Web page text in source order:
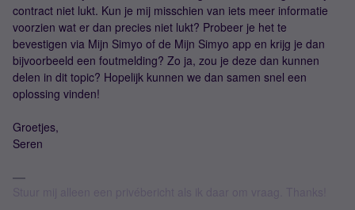
contract niet lukt. Kun je mij misschien van iets meer informatie
voorzien wat er dan precies niet lukt? Probeer je het te
bevestigen via Mijn Simyo of de Mijn Simyo app en krijg je dan
bijvoorbeeld een foutmelding? Zo ja, zou je deze dan kunnen
delen in dit topic? Hopelijk kunnen we dan samen snel een
oplossing vinden!
Groetjes,
Seren